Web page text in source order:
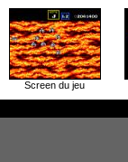
Screen du jeu